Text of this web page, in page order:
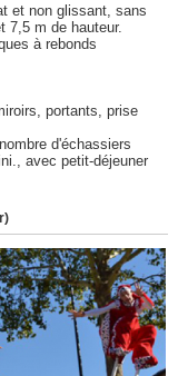
et non glissant, sans
7,5 m de hauteur.
à rebonds
portants, prise
d'échassiers
avec petit-déjeuner